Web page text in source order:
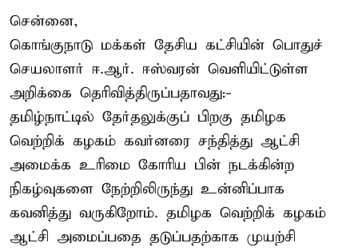
சென்னை,
கொங்குநாடு மக்கள் தேசிய கட்சியின் பொதுச்
செயலாளர் ஈ.ஆர். ஈஸ்வரன் வெளியிட்டுள்ள
அறிக்கை தெரிவித்திருப்பதாவது:-
தமிழ்நாட்டில் தேர்தலுக்குப் பிறகு தமிழக
வெற்றிக் கழகம் கவர்னரை சந்தித்து ஆட்சி
அமைக்க உரிமை கோரிய பின் நடக்கின்ற
நிகழ்வுகளை நேற்றிலிருந்து உன்னிப்பாக
கவனித்து வருகிறோம். தமிழக வெற்றிக் கழகம்
ஆட்சி அமைப்பதை தடுப்பதற்காக முயற்சி